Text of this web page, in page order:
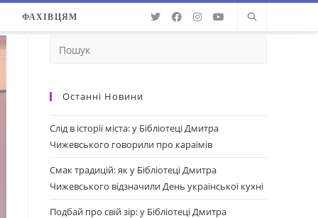
ФАХІВЦЯМ
Останні Новини
Слід в історії міста: у Бібліотеці Дмитра
Чижевського говорили про караїмів
Смак традицій: як у Бібліотеці Дмитра
Чижевського відзначили День української кухні
Подбай про свій зір: у Бібліотеці Дмитра